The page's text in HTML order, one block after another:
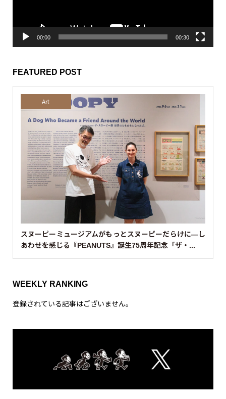
00:00 00:30
FEATURED POST
Art
スヌーピーミュージアムがもっとスヌーピーだらけに—し
あわせを感じる『PEANUTS』誕生75周年記念「ザ・...
WEEKLY RANKING
登録されている記事はございません。